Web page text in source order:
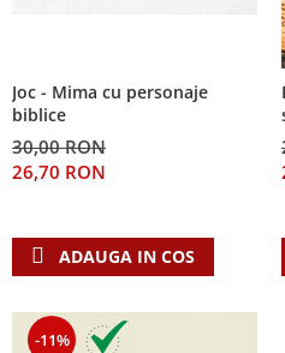
Joc - Mima cu personaje
biblice
30,00 RON
26,70 RON
ADAUGA IN COS
-11%